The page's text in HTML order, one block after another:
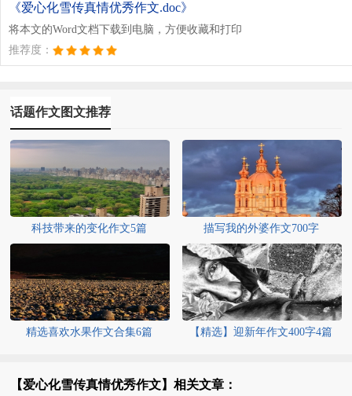
《爱心化雪传真情优秀作文.doc》
将本文的Word文档下载到电脑，方便收藏和打印
推荐度：
话题作文图文推荐
科技带来的变化作文5篇 描写我的外婆作文700字
精选喜欢水果作文合集6篇 【精选】迎新年作文400字4篇
【爱心化雪传真情优秀作文】相关文章：